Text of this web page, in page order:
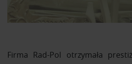
Firma Rad-Pol otrzymała